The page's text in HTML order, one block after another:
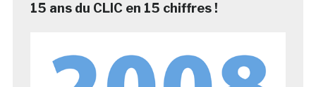
15 ans du CLIC en 15 chiffres !